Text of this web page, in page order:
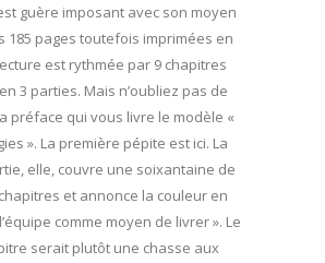
guère imposant avec son moyen
185 pages toutefois imprimées en
est rythmée par 9 chapitres
3 parties. Mais n’oubliez pas de
préface qui vous livre le modèle «
». La première pépite est ici. La
elle, couvre une soixantaine de
et annonce la couleur en
comme moyen de livrer ». Le
serait plutôt une chasse aux